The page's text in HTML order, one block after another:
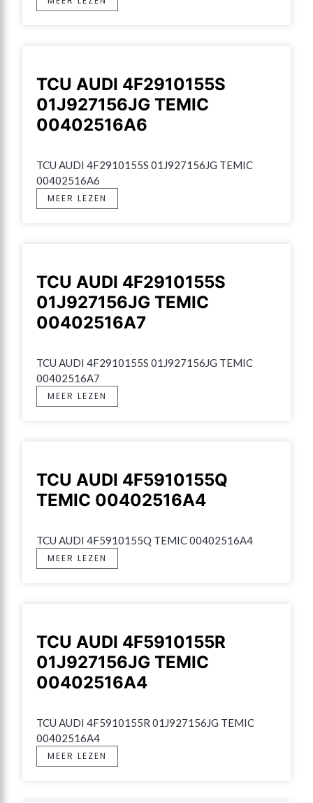
TCU AUDI 4F2910155S
01J927156JG TEMIC
00402516A6
TCU AUDI 4F2910155S 01J927156JG TEMIC
00402516A6
MEER LEZEN
TCU AUDI 4F2910155S
01J927156JG TEMIC
00402516A7
TCU AUDI 4F2910155S 01J927156JG TEMIC
00402516A7
MEER LEZEN
TCU AUDI 4F5910155Q
TEMIC 00402516A4
TCU AUDI 4F5910155Q TEMIC 00402516A4
MEER LEZEN
TCU AUDI 4F5910155R
01J927156JG TEMIC
00402516A4
TCU AUDI 4F5910155R 01J927156JG TEMIC
00402516A4
MEER LEZEN